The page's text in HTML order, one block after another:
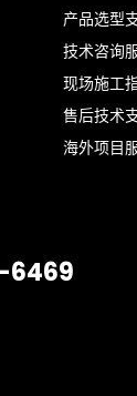
产品选型
技术咨询
现场施工
售后技术
海外项目
6469